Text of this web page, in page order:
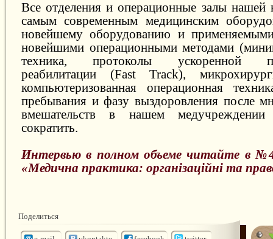
Все отделения и операционные залы нашей
самым современным медицинским
новейшему оборудованию и
новейшими операционными методами
техника, протоколы ускоренной
реабилитации (Fast Track),
компьютеризованная операционная
пребывания и фазу выздоровления после
вмешательств в нашем медучреждении
сократить.
Интервью в полном объеме читайте в
«Медична практика: організаційні та
Поделиться